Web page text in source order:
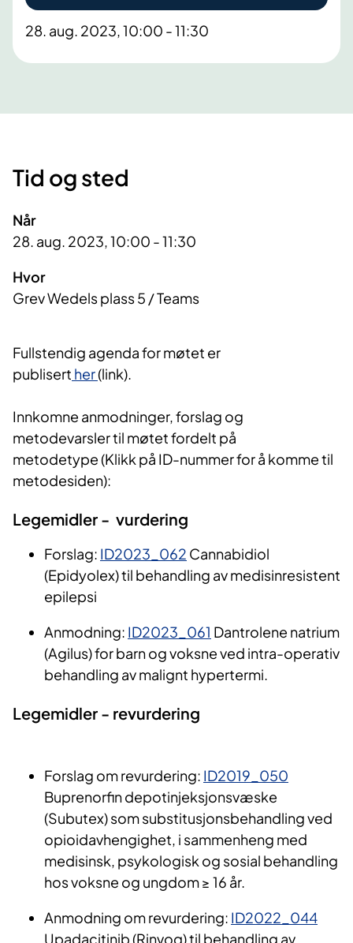
28. aug. 2023, 10:00 - 11:30
Tid og sted
Når
28. aug. 2023, 10:00 - 11:30
Hvor
Grev Wedels plass 5 / Teams
Fullstendig agenda for møtet er
publisert her(link).
Innkomne anmodninger, forslag og
metodevarsler til møtet fordelt på
metodetype (Klikk på ID-nummer for å komme til
metodesiden):
Legemidler - vurdering
Forslag: ID2023_062 Cannabidiol
(Epidyolex) til behandling av medisinresistent
epilepsi
Anmodning: ID2023_061 Dantrolene natrium
(Agilus) for barn og voksne ved intra-operativ
behandling av malignt hypertermi.
Legemidler - revurdering
Forslag om revurdering: ID2019_050
Buprenorfin depotinjeksjonsvæske
(Subutex) som substitusjonsbehandling ved
opioidavhengighet, i sammenheng med
medisinsk, psykologisk og sosial behandling
hos voksne og ungdom ≥ 16 år.
Anmodning om revurdering: ID2022_044
Upadacitinib (Rinvoq) til behandling av